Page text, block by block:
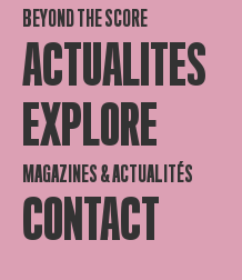
BEYOND THE SCORE
ACTUALITES
EXPLORE
MAGAZINES & ACTUALITÉS
CONTACT